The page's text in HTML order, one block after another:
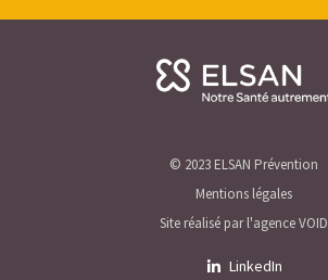
© 2023 ELSAN Prévention
Mentions légales
Site réalisé par l'agence VOID
LinkedIn